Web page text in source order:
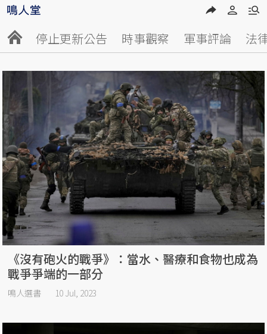
停止更新公告 時事觀察 軍事評論 法
《沒有砲火的戰爭》：當水、醫療和食物也成為
戰爭爭端的一部分
鳴人選書 10 Jul, 2023